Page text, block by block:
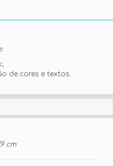
de cores e textos.
cm